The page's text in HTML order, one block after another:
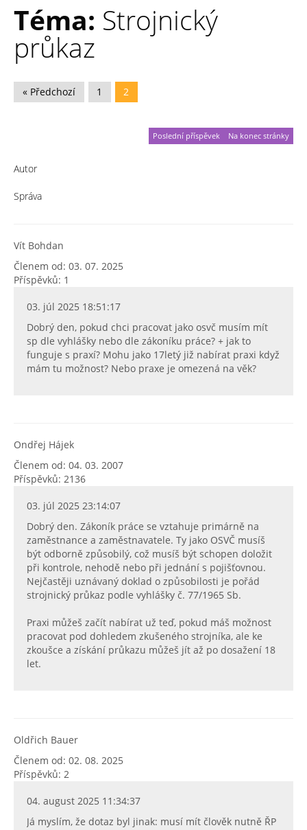
Téma: Strojnický
průkaz
« Předchozí 1 2
Na konec stránky
Poslední příspěvek
Autor
Správa
Vít Bohdan
Členem od: 03. 07. 2025
Příspěvků: 1
03. júl 2025 18:51:17
Dobrý den, pokud chci pracovat jako osvč musím mít
sp dle vyhlášky nebo dle zákoníku práce? + jak to
funguje s praxí? Mohu jako 17letý již nabírat praxi když
mám tu možnost? Nebo praxe je omezená na věk?
Ondřej Hájek
Členem od: 04. 03. 2007
Příspěvků: 2136
03. júl 2025 23:14:07
Dobrý den. Zákoník práce se vztahuje primárně na
zaměstnance a zaměstnavatele. Ty jako OSVČ musíš
být odborně způsobilý, což musíš být schopen doložit
při kontrole, nehodě nebo při jednání s pojišťovnou.
Nejčastěji uznávaný doklad o způsobilosti je pořád
strojnický průkaz podle vyhlášky č. 77/1965 Sb.
Praxi můžeš začít nabírat už teď, pokud máš možnost
pracovat pod dohledem zkušeného strojníka, ale ke
zkoušce a získání průkazu můžeš jít až po dosažení 18
let.
Oldřich Bauer
Členem od: 02. 08. 2025
Příspěvků: 2
04. august 2025 11:34:37
Já myslím, že dotaz byl jinak: musí mít člověk nutně ŘP